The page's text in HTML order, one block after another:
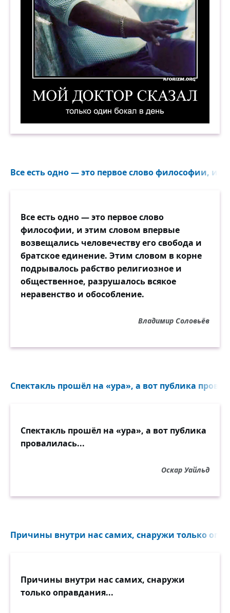
Мой доктор сказал: «Только один бокал в
Все есть одно — это первое слово философии, и
Все есть одно — это первое слово
философии, и этим словом впервые
возвещались человечеству его свобода и
братское единение. Этим словом в корне
подрывалось рабство религиозное и
общественное, разрушалось всякое
неравенство и обособление.
Владимир Соловьёв
Спектакль прошёл на «ура», а вот публика
Спектакль прошёл на «ура», а вот публика
провалилась...
Оскар Уайльд
Причины внутри нас самих, снаружи только
Причины внутри нас самих, снаружи
только оправдания...